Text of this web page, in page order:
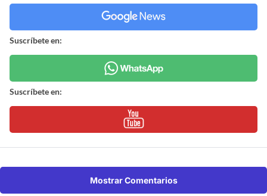
Suscríbete en:
Suscríbete en:
Mostrar Comentarios